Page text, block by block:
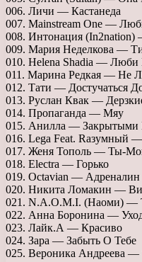
006. Личи — Кастанеда
007. Mainstream One —
008. Интонация
009. Мария Неделкова —
010. Helena Shadia —
011. Марина Редкая — Не
012. Тати — Достучаться
013. Руслан Квак —
014. Пропаганда — Мяу
015. Анилла — Закрытыми
016. Lega Feat. Rазумный
017. Женя Тополь — Ты-
018. Electra — Горько
019. Octavian — Адреналин
020. Никита Ломакин —
021. N.A.O.M.I. (Наоми) —
022. Анна Боронина —
023. Лайк.А — Красиво
024. Зара — Забыть О Тебе
025. Вероника Андреева